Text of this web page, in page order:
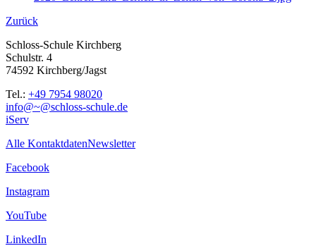
Zurück
Schloss-Schule Kirchberg
Schulstr. 4
74592 Kirchberg/Jagst
Tel.: +49 7954 98020
info@~@schloss-schule.de
iServ
Alle KontaktdatenNewsletter
Facebook
Instagram
YouTube
LinkedIn